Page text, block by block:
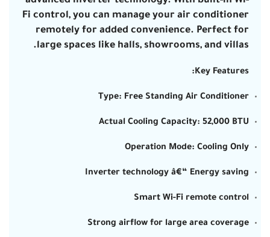
Fi control, you can manage your air conditioner
remotely for added convenience. Perfect for
large spaces like halls, showrooms, and villas.
Key Features:
Type: Free Standing Air Conditioner
Actual Cooling Capacity: 52,000 BTU
Operation Mode: Cooling Only
Inverter technology â€“ Energy saving
Smart Wi-Fi remote control
Strong airflow for large area coverage